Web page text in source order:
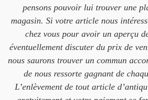
pensons pouvoir lui trouver une
magasin. Si votre article nous
chez vous pour avoir un aperçu
éventuellement discuter du prix de
nous saurons trouver un commun
de nous ressorte gagnant de
L’enlèvement de tout article